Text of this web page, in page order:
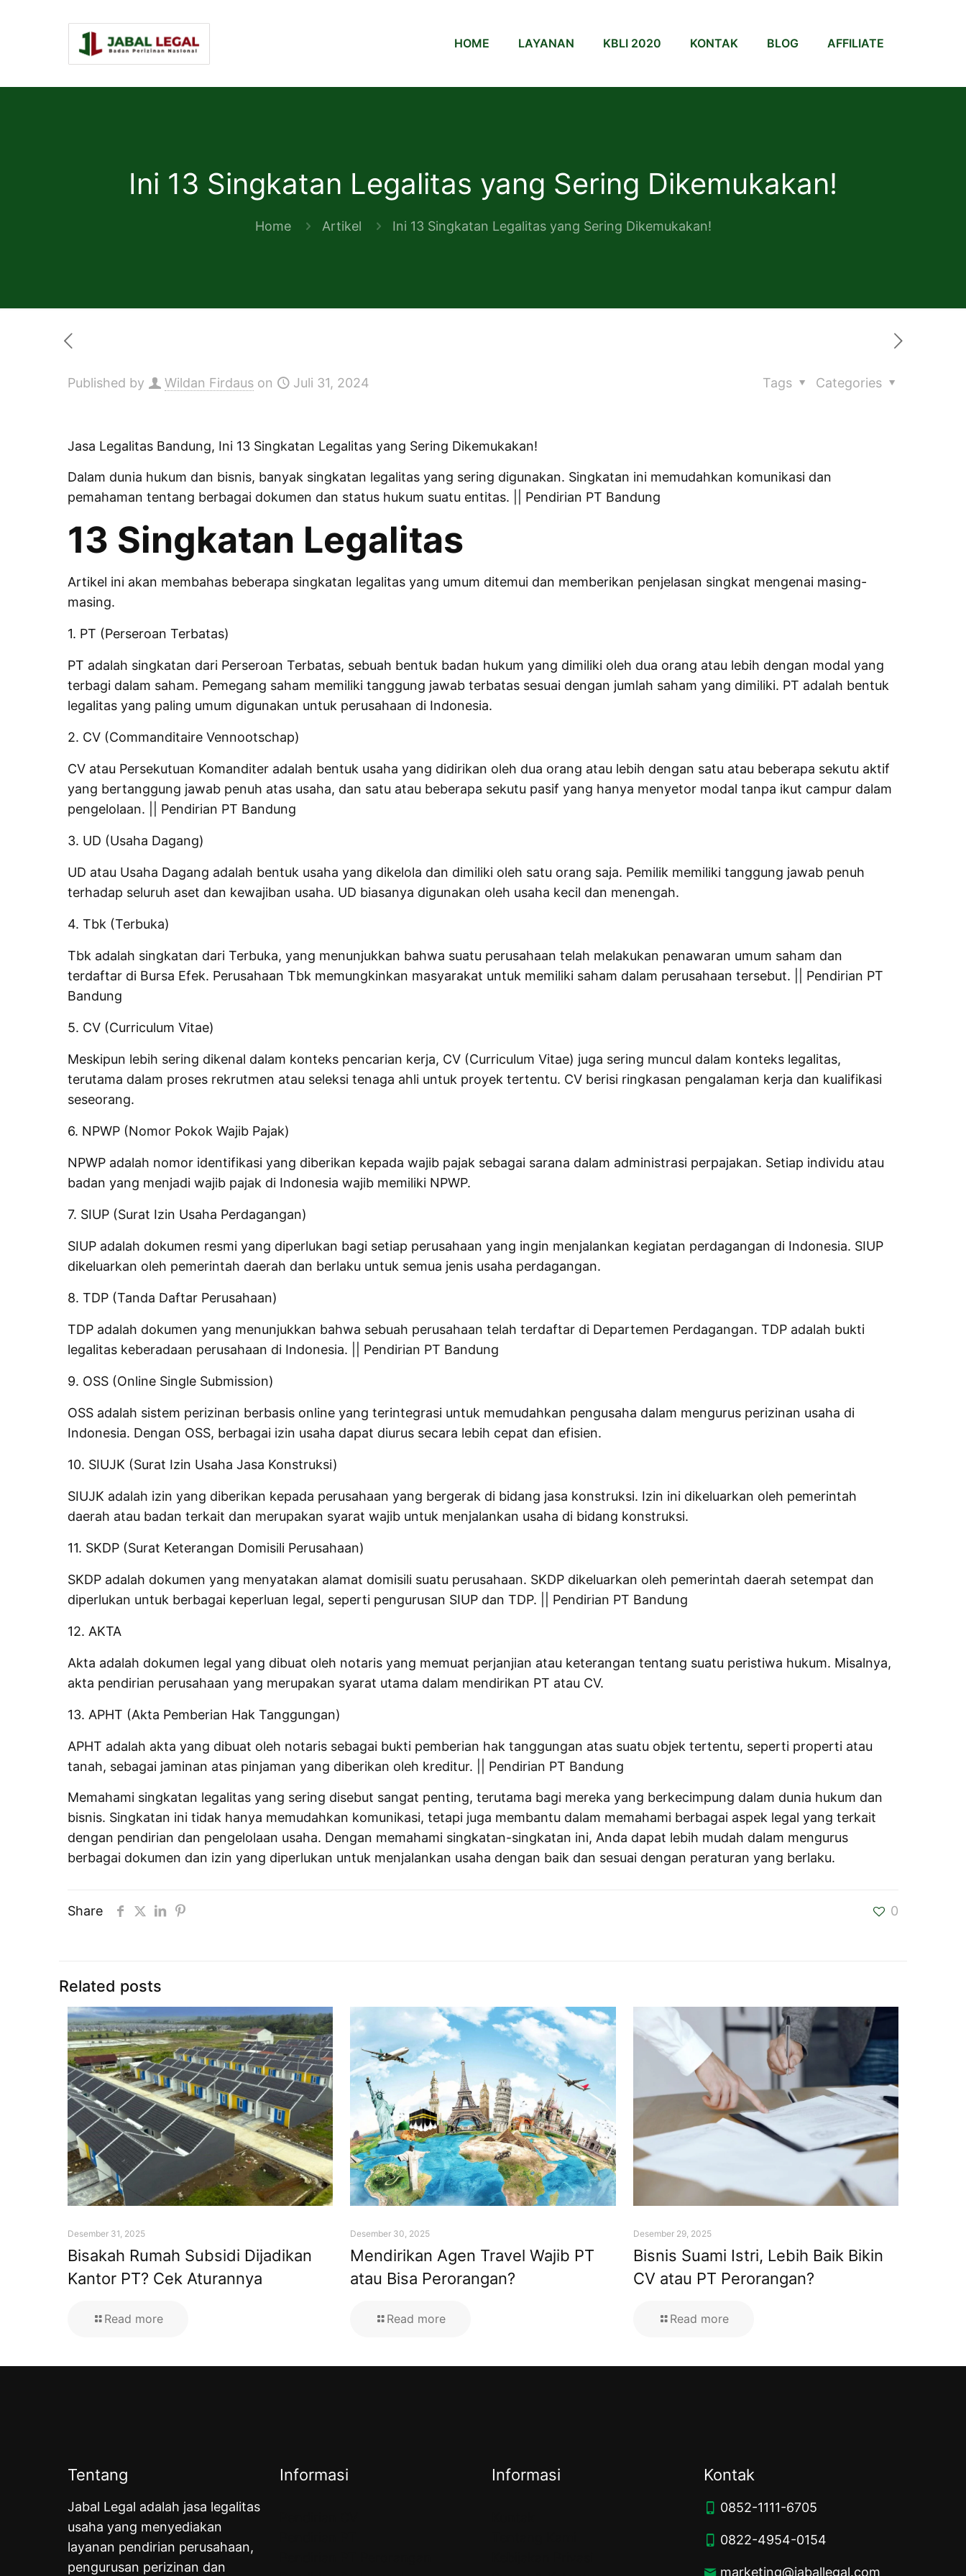
HOME LAYANAN KBLI 2020 KONTAK BLOG AFFILIATE
Ini 13 Singkatan Legalitas yang Sering Dikemukakan!
Home Artikel Ini 13 Singkatan Legalitas yang Sering Dikemukakan!
Published by Wildan Firdaus on Juli 31, 2024 Categories
Tags
Jasa Legalitas Bandung, Ini 13 Singkatan Legalitas yang Sering Dikemukakan!
Dalam dunia hukum dan bisnis, banyak singkatan legalitas yang sering digunakan. Singkatan ini memudahkan komunikasi dan
pemahaman tentang berbagai dokumen dan status hukum suatu entitas. || Pendirian PT Bandung
13 Singkatan Legalitas
Artikel ini akan membahas beberapa singkatan legalitas yang umum ditemui dan memberikan penjelasan singkat mengenai masing-
masing.
1. PT (Perseroan Terbatas)
PT adalah singkatan dari Perseroan Terbatas, sebuah bentuk badan hukum yang dimiliki oleh dua orang atau lebih dengan modal yang
terbagi dalam saham. Pemegang saham memiliki tanggung jawab terbatas sesuai dengan jumlah saham yang dimiliki. PT adalah bentuk
legalitas yang paling umum digunakan untuk perusahaan di Indonesia.
2. CV (Commanditaire Vennootschap)
CV atau Persekutuan Komanditer adalah bentuk usaha yang didirikan oleh dua orang atau lebih dengan satu atau beberapa sekutu aktif
yang bertanggung jawab penuh atas usaha, dan satu atau beberapa sekutu pasif yang hanya menyetor modal tanpa ikut campur dalam
pengelolaan. || Pendirian PT Bandung
3. UD (Usaha Dagang)
UD atau Usaha Dagang adalah bentuk usaha yang dikelola dan dimiliki oleh satu orang saja. Pemilik memiliki tanggung jawab penuh
terhadap seluruh aset dan kewajiban usaha. UD biasanya digunakan oleh usaha kecil dan menengah.
4. Tbk (Terbuka)
Tbk adalah singkatan dari Terbuka, yang menunjukkan bahwa suatu perusahaan telah melakukan penawaran umum saham dan
terdaftar di Bursa Efek. Perusahaan Tbk memungkinkan masyarakat untuk memiliki saham dalam perusahaan tersebut. || Pendirian PT
Bandung
5. CV (Curriculum Vitae)
Meskipun lebih sering dikenal dalam konteks pencarian kerja, CV (Curriculum Vitae) juga sering muncul dalam konteks legalitas,
terutama dalam proses rekrutmen atau seleksi tenaga ahli untuk proyek tertentu. CV berisi ringkasan pengalaman kerja dan kualifikasi
seseorang.
6. NPWP (Nomor Pokok Wajib Pajak)
NPWP adalah nomor identifikasi yang diberikan kepada wajib pajak sebagai sarana dalam administrasi perpajakan. Setiap individu atau
badan yang menjadi wajib pajak di Indonesia wajib memiliki NPWP.
7. SIUP (Surat Izin Usaha Perdagangan)
SIUP adalah dokumen resmi yang diperlukan bagi setiap perusahaan yang ingin menjalankan kegiatan perdagangan di Indonesia. SIUP
dikeluarkan oleh pemerintah daerah dan berlaku untuk semua jenis usaha perdagangan.
8. TDP (Tanda Daftar Perusahaan)
TDP adalah dokumen yang menunjukkan bahwa sebuah perusahaan telah terdaftar di Departemen Perdagangan. TDP adalah bukti
legalitas keberadaan perusahaan di Indonesia. || Pendirian PT Bandung
9. OSS (Online Single Submission)
OSS adalah sistem perizinan berbasis online yang terintegrasi untuk memudahkan pengusaha dalam mengurus perizinan usaha di
Indonesia. Dengan OSS, berbagai izin usaha dapat diurus secara lebih cepat dan efisien.
10. SIUJK (Surat Izin Usaha Jasa Konstruksi)
SIUJK adalah izin yang diberikan kepada perusahaan yang bergerak di bidang jasa konstruksi. Izin ini dikeluarkan oleh pemerintah
daerah atau badan terkait dan merupakan syarat wajib untuk menjalankan usaha di bidang konstruksi.
11. SKDP (Surat Keterangan Domisili Perusahaan)
SKDP adalah dokumen yang menyatakan alamat domisili suatu perusahaan. SKDP dikeluarkan oleh pemerintah daerah setempat dan
diperlukan untuk berbagai keperluan legal, seperti pengurusan SIUP dan TDP. || Pendirian PT Bandung
12. AKTA
Akta adalah dokumen legal yang dibuat oleh notaris yang memuat perjanjian atau keterangan tentang suatu peristiwa hukum. Misalnya,
akta pendirian perusahaan yang merupakan syarat utama dalam mendirikan PT atau CV.
13. APHT (Akta Pemberian Hak Tanggungan)
APHT adalah akta yang dibuat oleh notaris sebagai bukti pemberian hak tanggungan atas suatu objek tertentu, seperti properti atau
tanah, sebagai jaminan atas pinjaman yang diberikan oleh kreditur. || Pendirian PT Bandung
Memahami singkatan legalitas yang sering disebut sangat penting, terutama bagi mereka yang berkecimpung dalam dunia hukum dan
bisnis. Singkatan ini tidak hanya memudahkan komunikasi, tetapi juga membantu dalam memahami berbagai aspek legal yang terkait
dengan pendirian dan pengelolaan usaha. Dengan memahami singkatan-singkatan ini, Anda dapat lebih mudah dalam mengurus
berbagai dokumen dan izin yang diperlukan untuk menjalankan usaha dengan baik dan sesuai dengan peraturan yang berlaku.
Share 0
Related posts
Desember 31, 2025
Bisakah Rumah Subsidi Dijadikan
Kantor PT? Cek Aturannya
Read more
Desember 30, 2025
Mendirikan Agen Travel Wajib PT
atau Bisa Perorangan?
Read more
Desember 29, 2025
Bisnis Suami Istri, Lebih Baik Bikin
CV atau PT Perorangan?
Read more
Tentang
Jabal Legal adalah jasa legalitas
usaha yang menyediakan
layanan pendirian perusahaan,
pengurusan perizinan dan
Informasi Informasi Kontak
0852-1111-6705
0822-4954-0154
marketing@jaballegal.com